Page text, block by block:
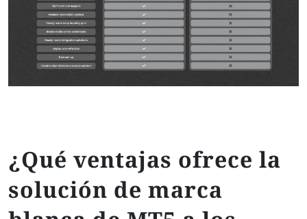
¿Qué ventajas ofrece la
solución de marca